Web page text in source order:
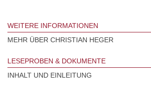
WEITERE INFORMATIONEN
MEHR ÜBER CHRISTIAN HEGER
LESEPROBEN & DOKUMENTE
INHALT UND EINLEITUNG